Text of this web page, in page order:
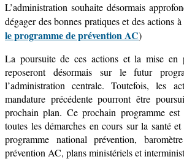
L’administration souhaite désormais
dégager des bonnes pratiques et des actions
le programme de prévention AC)
La poursuite de ces actions et la mise en
reposeront désormais sur le futur
l’administration centrale.Toutefois, les
mandature précédente pourront être
prochain plan. Ceprochain programme
toutes les démarches en cours sur la santé
programme national prévention,
prévention AC, plans ministériels et